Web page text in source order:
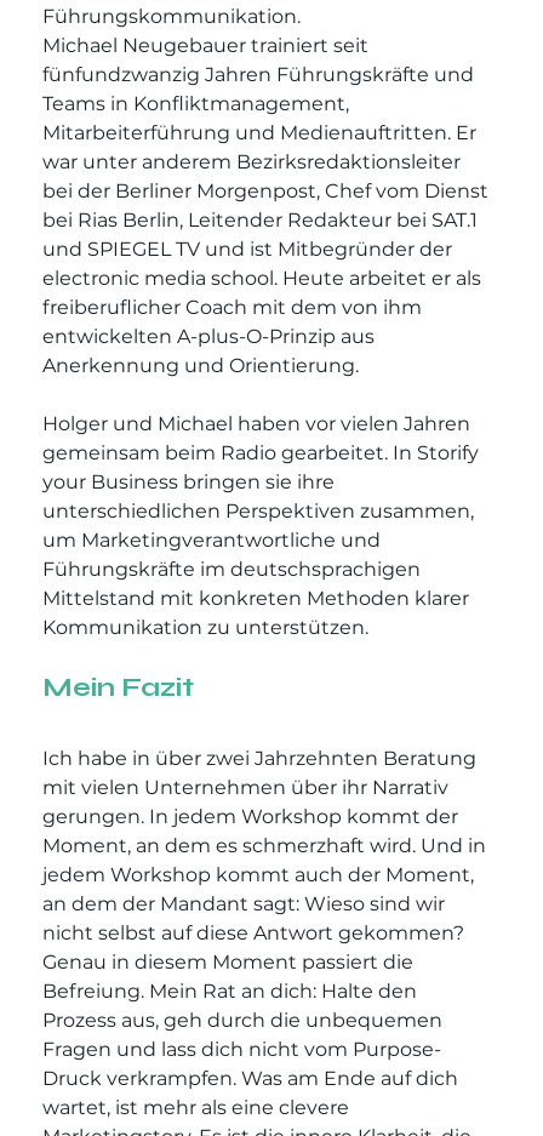
Führungskommunikation.
Michael Neugebauer trainiert seit
fünfundzwanzig Jahren Führungskräfte und
Teams in Konfliktmanagement,
Mitarbeiterführung und Medienauftritten. Er
war unter anderem Bezirksredaktionsleiter
bei der Berliner Morgenpost, Chef vom Dienst
bei Rias Berlin, Leitender Redakteur bei SAT.1
und SPIEGEL TV und ist Mitbegründer der
electronic media school. Heute arbeitet er als
freiberuflicher Coach mit dem von ihm
entwickelten A-plus-O-Prinzip aus
Anerkennung und Orientierung.
Holger und Michael haben vor vielen Jahren
gemeinsam beim Radio gearbeitet. In Storify
your Business bringen sie ihre
unterschiedlichen Perspektiven zusammen,
um Marketingverantwortliche und
Führungskräfte im deutschsprachigen
Mittelstand mit konkreten Methoden klarer
Kommunikation zu unterstützen.
Mein Fazit
Ich habe in über zwei Jahrzehnten Beratung
mit vielen Unternehmen über ihr Narrativ
gerungen. In jedem Workshop kommt der
Moment, an dem es schmerzhaft wird. Und in
jedem Workshop kommt auch der Moment,
an dem der Mandant sagt: Wieso sind wir
nicht selbst auf diese Antwort gekommen?
Genau in diesem Moment passiert die
Befreiung. Mein Rat an dich: Halte den
Prozess aus, geh durch die unbequemen
Fragen und lass dich nicht vom Purpose-
Druck verkrampfen. Was am Ende auf dich
wartet, ist mehr als eine clevere